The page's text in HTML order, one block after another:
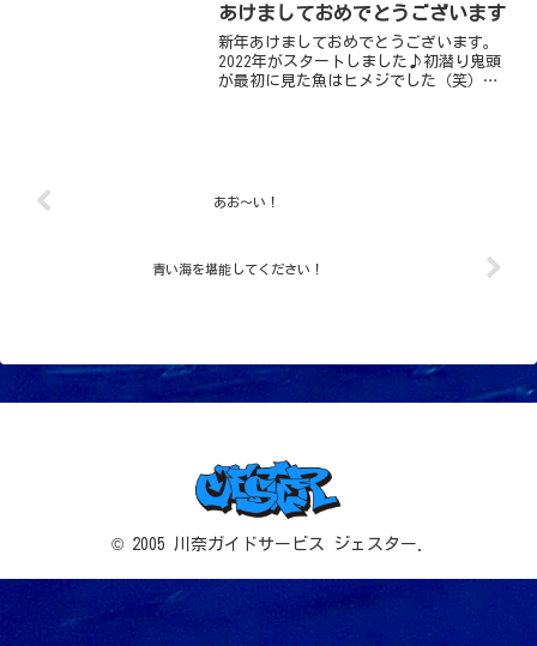
海の方があたたかいシーズンですね！最
あけましておめでとうございます
新年あけましておめでとうございます。
2022年がスタートしました♪初潜り鬼頭
が最初に見た魚はヒメジでした（笑）無
あお～い！
青い海を堪能してください！
© 2005 川奈ガイドサービス ジェスター.